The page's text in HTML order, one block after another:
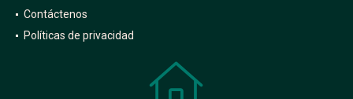
Contáctenos
Políticas de privacidad